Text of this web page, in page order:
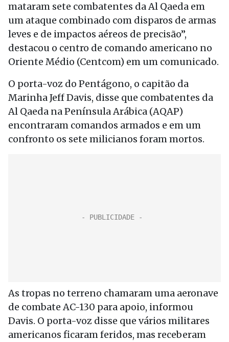
mataram sete combatentes da Al Qaeda em
um ataque combinado com disparos de armas
leves e de impactos aéreos de precisão”,
destacou o centro de comando americano no
Oriente Médio (Centcom) em um comunicado.
O porta-voz do Pentágono, o capitão da
Marinha Jeff Davis, disse que combatentes da
Al Qaeda na Península Arábica (AQAP)
encontraram comandos armados e em um
confronto os sete milicianos foram mortos.
As tropas no terreno chamaram uma aeronave
de combate AC-130 para apoio, informou
Davis. O porta-voz disse que vários militares
americanos ficaram feridos, mas receberam